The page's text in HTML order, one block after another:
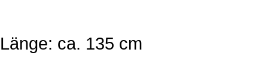
Länge: ca. 135 cm